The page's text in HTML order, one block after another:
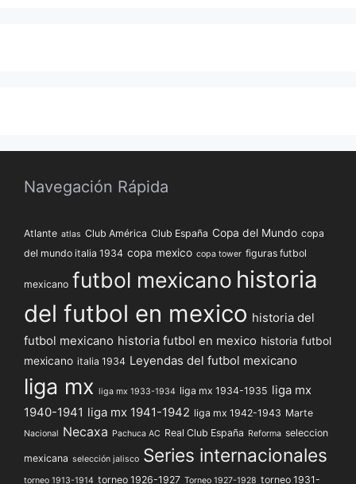
Navegación Rápida
Atlante atlas Club América Club España Copa del Mundo copa
del mundo italia 1934 copa mexico copa tower figuras futbol
mexicano futbol mexicano historia
del futbol en mexico historia del
futbol mexicano historia futbol en mexico historia futbol
mexicano italia 1934 Leyendas del futbol mexicano
liga mx liga mx 1933-1934 liga mx 1934-1935 liga mx
1940-1941 liga mx 1941-1942 liga mx 1942-1943 Marte
Nacional Necaxa Pachuca AC Real Club España Reforma seleccion
mexicana selección jalisco Series internacionales
torneo 1913-1914 torneo 1926-1927 Torneo 1927-1928 torneo 1931-